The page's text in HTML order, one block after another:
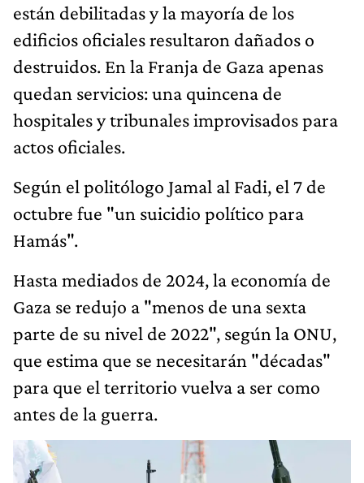
están debilitadas y la mayoría de los
edificios oficiales resultaron dañados o
destruidos. En la Franja de Gaza apenas
quedan servicios: una quincena de
hospitales y tribunales improvisados para
actos oficiales.
Según el politólogo Jamal al Fadi, el 7 de
octubre fue "un suicidio político para
Hamás".
Hasta mediados de 2024, la economía de
Gaza se redujo a "menos de una sexta
parte de su nivel de 2022", según la ONU,
que estima que se necesitarán "décadas"
para que el territorio vuelva a ser como
antes de la guerra.